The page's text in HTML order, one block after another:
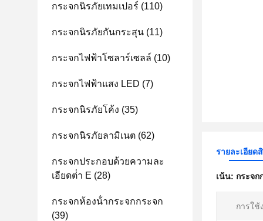
กระจกนิรภัยเทมเปอร์ (110)
กระจกนิรภัยกันกระสุน (11)
กระจกไฟฟ้าโซลาร์เซลล์ (10)
กระจกไฟฟ้าแสง LED (7)
กระจกนิรภัยโค้ง (35)
กระจกนิรภัยลามิเนต (62)
กระจกประกอบด้วยความละ
เอียดต่ํา E (28)
กระจกห้องน้ํากระจกกระจก
(39)
รายละเอียด
เน้น: กระจก
การใช้